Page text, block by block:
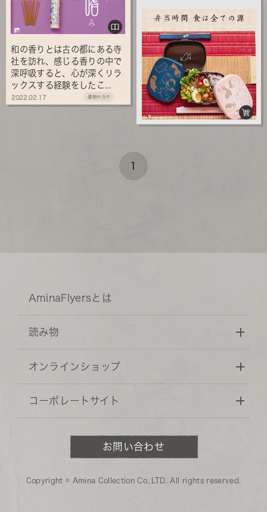
和の香りとは古の都にある寺
社を訪れ、感じる香りの中で
深呼吸すると、心が深くリラ
ックスする経験をしたこ...
2022.02.17 倭物やカヤ
1
AminaFlyersとは
読み物
オンラインショップ
コーポレートサイト
お問い合わせ
Copyright © Amina Collection Co.,LTD. All rights reserved.